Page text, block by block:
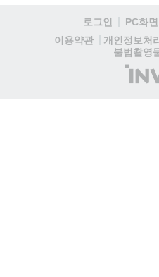
로그인 PC화면
이용약관
개인정보처
불법촬영